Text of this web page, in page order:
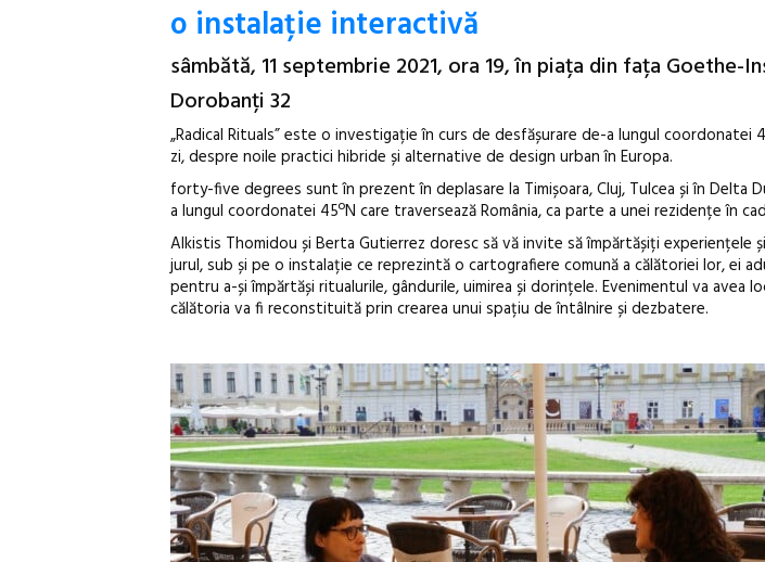
o instalație interactivă
sâmbătă, 11 septembrie 2021, ora 19, în piața din fața Goethe-
Dorobanți 32
„Radical Rituals” este o investigație în curs de desfășurare de-a lungul
zi, despre noile practici hibride și alternative de design urban în Europa.
forty-five degrees sunt în prezent în deplasare la Timișoara, Cluj, Tulcea și în Delta
a lungul coordonatei 45ºN care traversează România, ca parte a unei rezidențe în
Alkistis Thomidou și Berta Gutierrez doresc să vă invite să împărtășiți experiențele
jurul, sub și pe o instalație ce reprezintă o cartografiere comună a călătoriei lor, ei
pentru a-și împărtăși ritualurile, gândurile, uimirea și dorințele. Evenimentul va
călătoria va fi reconstituită prin crearea unui spațiu de întâlnire și dezbatere.